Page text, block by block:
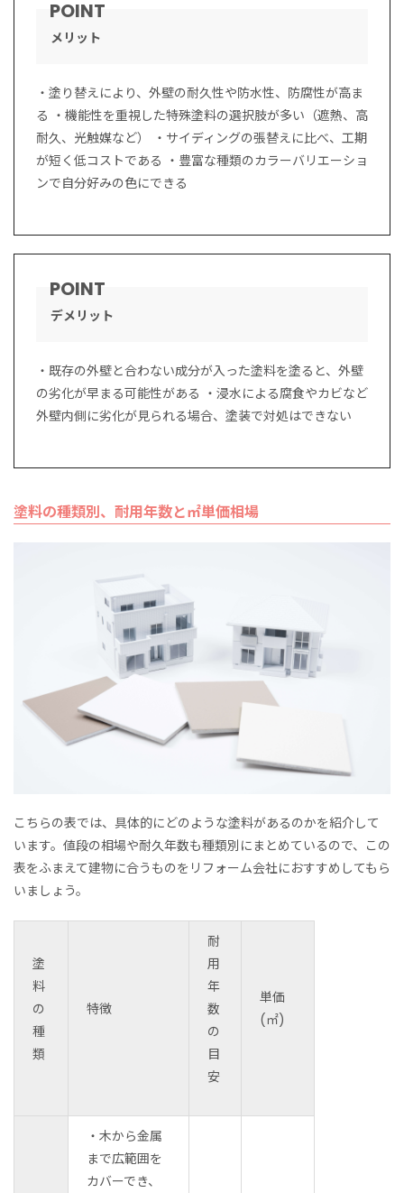
メリット
・塗り替えにより、外壁の耐久性や防水性、防腐性が高ま
る ・機能性を重視した特殊塗料の選択肢が多い（遮熱、高
耐久、光触媒など） ・サイディングの張替えに比べ、工期
が短く低コストである ・豊富な種類のカラーバリエーショ
ンで自分好みの色にできる
デメリット
・既存の外壁と合わない成分が入った塗料を塗ると、外壁
の劣化が早まる可能性がある ・浸水による腐食やカビなど
外壁内側に劣化が見られる場合、塗装で対処はできない
塗料の種類別、耐用年数と㎡単価相場
こちらの表では、具体的にどのような塗料があるのかを紹介して
います。値段の相場や耐久年数も種類別にまとめているので、この
表をふまえて建物に合うものをリフォーム会社におすすめしてもら
いましょう。
塗
料
の
種
類
特徴
耐
用
年
数
の
目
安
単価
(㎡)
・木から金属
まで広範囲を
カバーでき、